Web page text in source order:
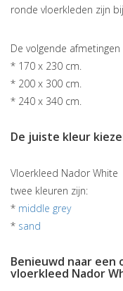
ronde vloerkleden zijn
De volgende
* 170 x 230 cm.
* 200 x 300 cm.
* 240 x 340 cm.
De juiste kleur
Vloerkleed Nador White
twee kleuren zijn:
* middle grey
* sand
Benieuwd naar een
vloerkleed Nador